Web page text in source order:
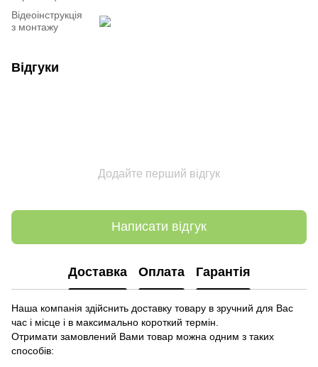
Відеоінструкція
з монтажу
Відгуки
Додайте перший відгук
Написати відгук
Доставка Оплата Гарантія
Наша компанія здійснить доставку товару в зручний для Вас
час і місце і в максимально короткий термін.
Отримати замовлений Вами товар можна одним з таких
способів: